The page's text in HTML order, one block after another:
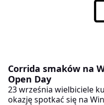
Corrida smaków na
Open Day
23 września wielbiciele
okazję spotkać się na